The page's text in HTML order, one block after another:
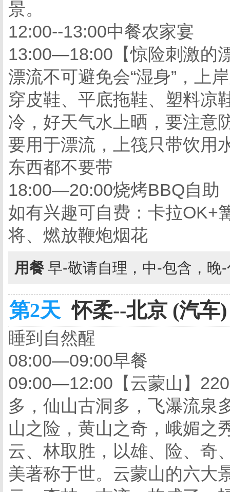
景。
12:00--13:00中餐农家宴
13:00—18:00【惊险刺激的
漂流不可避免会“湿身”，上
穿皮鞋、平底拖鞋、塑料凉
冷，好天气水上晒，要注意
要用于漂流，上筏只带饮
东西都不要带
18:00—20:00烧烤BBQ自助
如有兴趣可自费：卡拉OK+
将、燃放鞭炮烟花
用餐 早-敬请自理，中-包含，晚
第2天 怀柔--北京 (汽车)
睡到自然醒
08:00—09:00早餐
09:00—12:00【云蒙山】
多，仙山古洞多，飞瀑流泉
山之险，黄山之奇，峨媚之
云、林取胜，以雄、险、奇
美著称于世。云蒙山的六大